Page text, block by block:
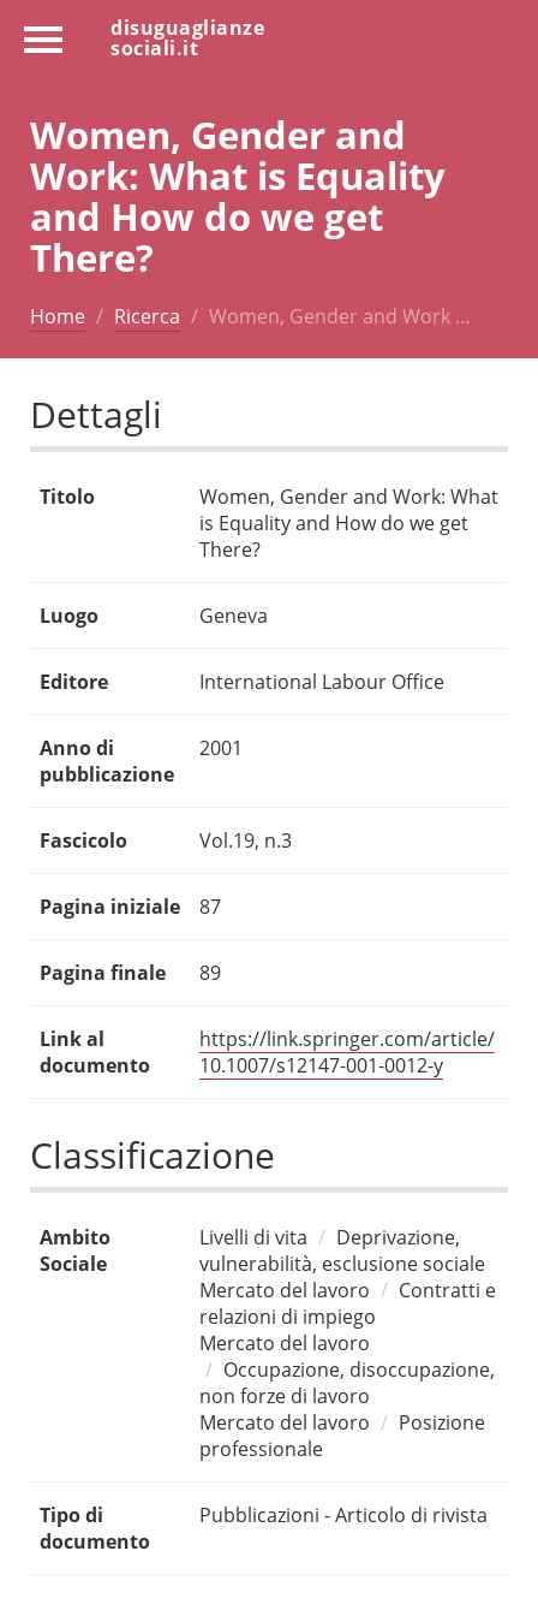
disuguaglianze
sociali.it
Women, Gender and
Work: What is Equality
and How do we get
There?
Home Ricerca Women, Gender and Work …
Dettagli
Titolo
Women, Gender and Work: What
is Equality and How do we get
There?
Luogo Geneva
Editore International Labour Office
Anno di
pubblicazione
2001
Fascicolo Vol.19, n.3
Pagina iniziale 87
Pagina finale 89
Link al
documento
https://link.springer.com/article/
10.1007/s12147-001-0012-y
Classificazione
Ambito
Sociale
Livelli di vita
Deprivazione,
vulnerabilità, esclusione sociale
Mercato del lavoro
Contratti e
relazioni di impiego
Mercato del lavoro
Occupazione, disoccupazione,
non forze di lavoro
Mercato del lavoro
Posizione
professionale
Tipo di
documento
Pubblicazioni - Articolo di rivista